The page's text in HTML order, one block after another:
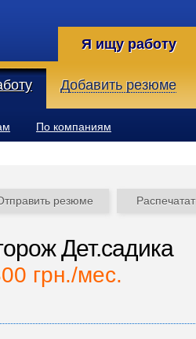
Я ищу работу
Добавить резюме
По компаниям
резюме
Дет.садика
грн./мес.